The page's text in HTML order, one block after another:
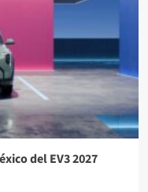
del EV3 2027